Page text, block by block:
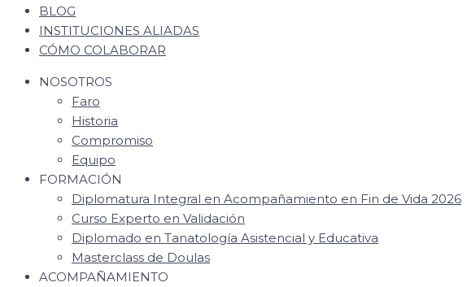
BLOG
INSTITUCIONES ALIADAS
CÓMO COLABORAR
NOSOTROS
Faro
Historia
Compromiso
Equipo
FORMACIÓN
Diplomatura Integral en Acompañamiento en Fin de Vida 2026
Curso Experto en Validación
Diplomado en Tanatología Asistencial y Educativa
Masterclass de Doulas
ACOMPAÑAMIENTO